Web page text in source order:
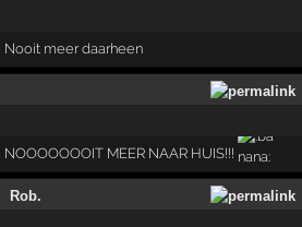
Nooit meer daarheen
NOOOOOOOIT MEER NAAR HUIS!!!
Rob.